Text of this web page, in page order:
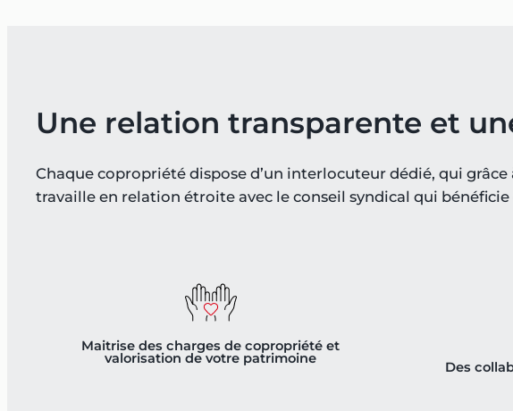
Une relation transparente et
Chaque copropriété dispose d’un interlocuteur dédié, qui
travaille en relation étroite avec le conseil syndical qui
Maitrise des charges de copropriété et
valorisation de votre patrimoine
Des